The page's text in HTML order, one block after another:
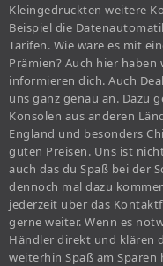
Kleingedruckten weitere
Beispiel die
Tarifen. Wie wäre es mit
Prämien? Auch hier
informieren dich. Auch
uns ganz genau an. Dazu
Konsolen aus anderen
England und besonders
guten Preisen. Uns ist
auch das du Spaß bei der
dennoch mal dazu
jederzeit über das
gerne weiter. Wenn es
Händler direkt und klären
weiterhin Spaß am Sparen